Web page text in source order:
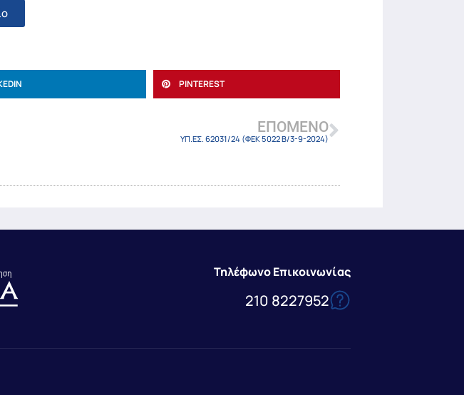
PINTEREST
ΕΠΌΜΕΝΟ
ΥΠ.ΕΣ. 62031/24 (ΦΕΚ 5022 Β/3-9-2024)
Τηλέφωνο Επικοινωνίας
210 8227952